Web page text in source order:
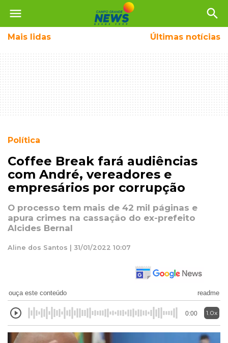
menu search
Mais lidas Últimas notícias
Política
Coffee Break fará audiências
com André, vereadores e
empresários por corrupção
O processo tem mais de 42 mil páginas e
apura crimes na cassação do ex-prefeito
Alcides Bernal
Aline dos Santos | 31/01/2022 10:07
ouça este conteúdo readme
0:00 1.0x